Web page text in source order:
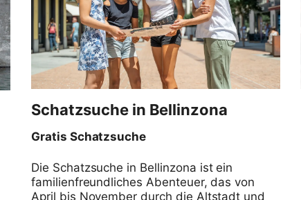
Schatzsuche in Bellinzona
Die Schatzsuche in Bellinzona ist ein
familienfreundliches Abenteuer, das von
April bis November durch die Altstadt und